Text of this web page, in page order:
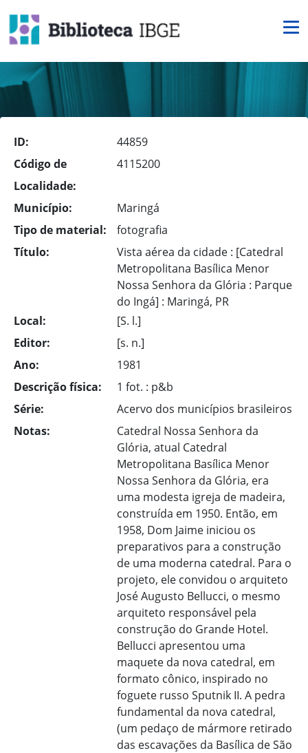
ID:
44859
Código de
Localidade:
4115200
Município:
Maringá
Tipo de material:
fotografia
Título:
Vista aérea da cidade : [Catedral
Metropolitana Basílica Menor
Nossa Senhora da Glória : Parque
do Ingá] : Maringá, PR
Local:
[S. l.]
Editor:
[s. n.]
Ano:
1981
Descrição física:
1 fot. : p&b
Série:
Acervo dos municípios brasileiros
Notas:
Catedral Nossa Senhora da
Glória, atual Catedral
Metropolitana Basílica Menor
Nossa Senhora da Glória, era
uma modesta igreja de madeira,
construída em 1950. Então, em
1958, Dom Jaime iniciou os
preparativos para a construção
de uma moderna catedral. Para o
projeto, ele convidou o arquiteto
José Augusto Bellucci, o mesmo
arquiteto responsável pela
construção do Grande Hotel.
Bellucci apresentou uma
maquete da nova catedral, em
formato cônico, inspirado no
foguete russo Sputnik II. A pedra
fundamental da nova catedral,
(um pedaço de mármore retirado
das escavações da Basílica de São